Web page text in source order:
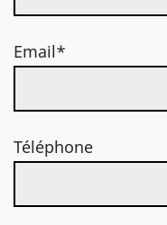
Email*
Téléphone